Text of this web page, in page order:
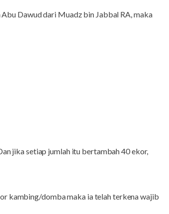
Dawud dari Muadz bin Jabbal RA, maka
jika setiap jumlah itu bertambah 40 ekor,
kambing/domba maka ia telah terkena wajib